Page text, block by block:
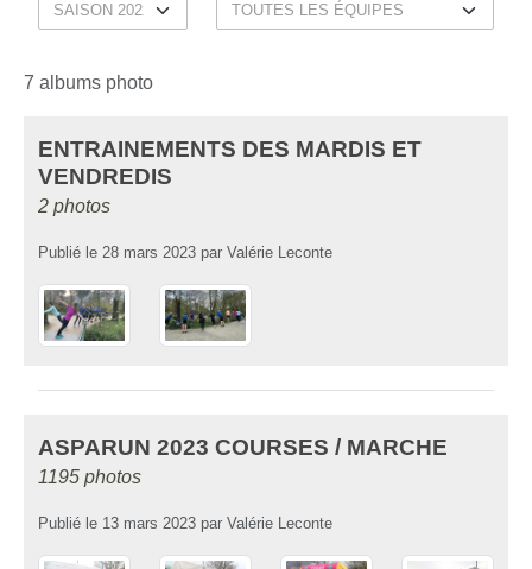
7 albums photo
ENTRAINEMENTS DES MARDIS ET
VENDREDIS
2 photos
Publié le 28 mars 2023 par Valérie Leconte
ASPARUN 2023 COURSES / MARCHE
1195 photos
Publié le 13 mars 2023 par Valérie Leconte